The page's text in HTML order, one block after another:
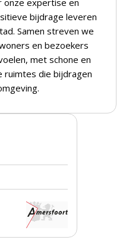
onze expertise en
bijdrage leveren
Samen streven we
en bezoekers
met schone en
ruimtes die bijdragen